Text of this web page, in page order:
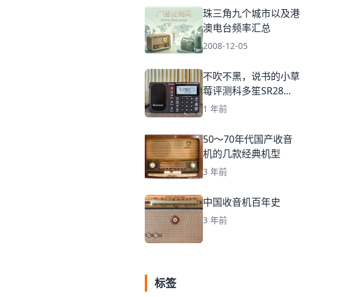
珠三角九个城市以及港
澳电台频率汇总
2008-12-05
不吹不黑，说书的小草
莓评测科多笙SR28...
1 年前
50～70年代国产收音
机的几款经典机型
3 年前
中国收音机百年史
3 年前
标签